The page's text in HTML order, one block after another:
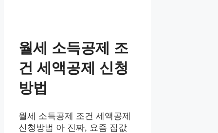
월세 소득공제 조
건 세액공제 신청
방법
월세 소득공제 조건 세액공제
신청방법 아 진짜, 요즘 집값